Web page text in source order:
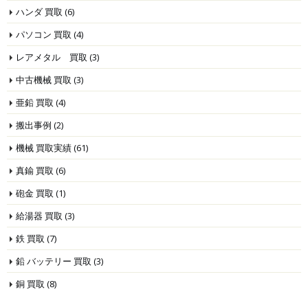
ハンダ 買取 (6)
パソコン 買取 (4)
レアメタル 買取 (3)
中古機械 買取 (3)
亜鉛 買取 (4)
搬出事例 (2)
機械 買取実績(61)
真鍮 買取 (6)
砲金 買取 (1)
給湯器 買取 (3)
鉄 買取 (7)
鉛 バッテリー 買取 (3)
銅 買取 (8)